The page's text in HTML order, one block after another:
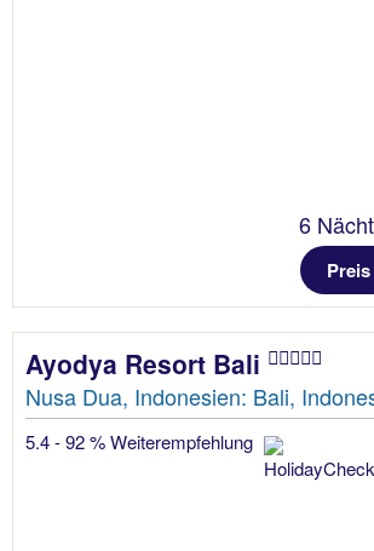
6
Preis
Ayodya Resort Bali
Nusa Dua, Indonesien: Bali,
5.4 - 92 % Weiterempfehlung